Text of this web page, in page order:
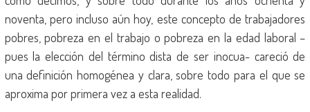
noventa, pero incluso aún hoy, este concepto de trabajadores
pobres, pobreza en el trabajo o pobreza en la edad laboral –
pues la elección del término dista de ser inocua- careció de
una definición homogénea y clara, sobre todo para el que se
aproxima por primera vez a esta realidad.